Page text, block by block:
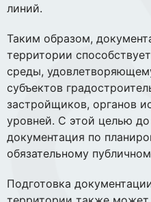
линий.
Таким образом,
территории
среды,
субъектов
застройщиков, органов
уровней. С этой целью
документация по
обязательному
Подготовка